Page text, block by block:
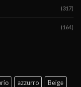
(317)
(164)
azzurro
Beige